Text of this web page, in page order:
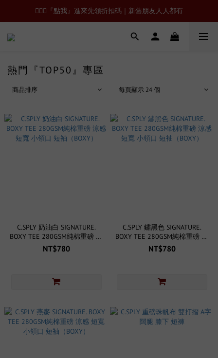
🙋🏻‍♂️『點我』進來先領折扣碼｜新舊朋友人人都有
熱門『TOP50』專區
商品排序 每頁顯示 24 個
C.SPLY 奶油白 SIGNATURE.
BOXY TEE 280GSM純棉重磅 涼
感 短寬 小領口 短袖（BOXY）
NT$780
C.SPLY 鏽黑色 SIGNATURE.
BOXY TEE 280GSM純棉重磅 涼
感 短寬 小領口 短袖（BOXY）
NT$780